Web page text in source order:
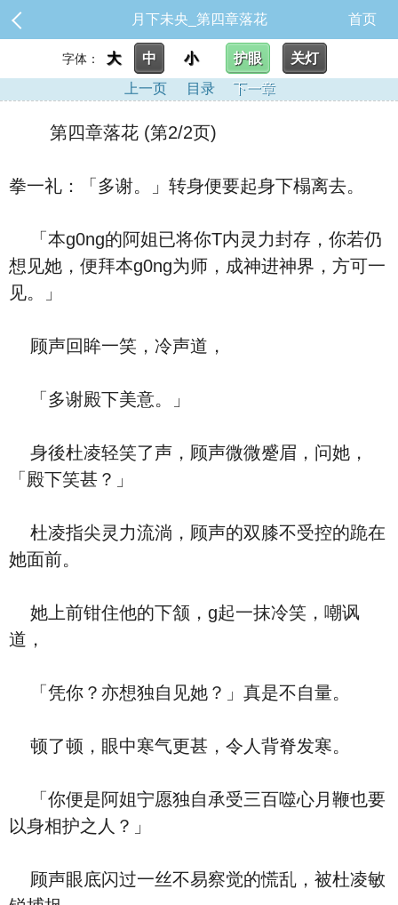
月下未央_第四章落花 首页
字体： 大 中 小 护眼
关灯
上一页
目录 下一章
第四章落花 (第2/2页)
拳一礼：「多谢。」转身便要起身下榻离去。
「本g0ng的阿姐已将你T内灵力封存，你若仍
想见她，便拜本g0ng为师，成神进神界，方可一
见。」
顾声回眸一笑，冷声道，
「多谢殿下美意。」
身後杜凌轻笑了声，顾声微微蹙眉，问她，
「殿下笑甚？」
杜凌指尖灵力流淌，顾声的双膝不受控的跪在
她面前。
她上前钳住他的下颔，g起一抹冷笑，嘲讽
道，
「凭你？亦想独自见她？」真是不自量。
顿了顿，眼中寒气更甚，令人背脊发寒。
「你便是阿姐宁愿独自承受三百噬心月鞭也要
以身相护之人？」
顾声眼底闪过一丝不易察觉的慌乱，被杜凌敏